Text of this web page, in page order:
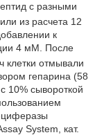
с разными
из расчета 12
к
4 мМ. После
клетки отмывали
гепарина (58
10% сывороткой
System, кат.